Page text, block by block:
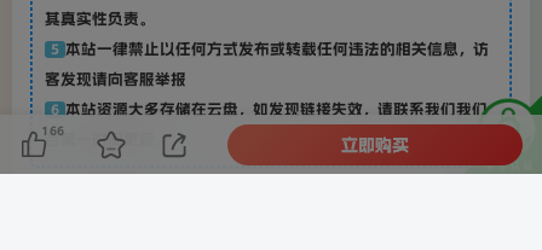
其真实性负责。
5 本站一律禁止以任何方式发布或转载任何违法的相关信息，访
客发现请向客服举报
6 本站资源大多存储在云盘，如发现链接失效，请联系我们我们
会第一时间更新。
166
立即购买